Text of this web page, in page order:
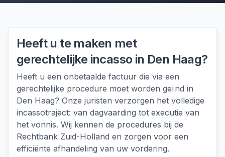
Heeft u te maken met
gerechtelijke incasso in Den Haag?
Heeft u een onbetaalde factuur die via een
gerechtelijke procedure moet worden geïnd in
Den Haag? Onze juristen verzorgen het volledige
incassotraject: van dagvaarding tot executie van
het vonnis. Wij kennen de procedures bij de
Rechtbank Zuid-Holland en zorgen voor een
efficiënte afhandeling van uw vordering.